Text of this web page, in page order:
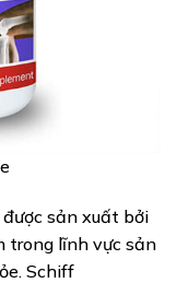
sản xuất bởi
trong lĩnh vực sản
Schiff